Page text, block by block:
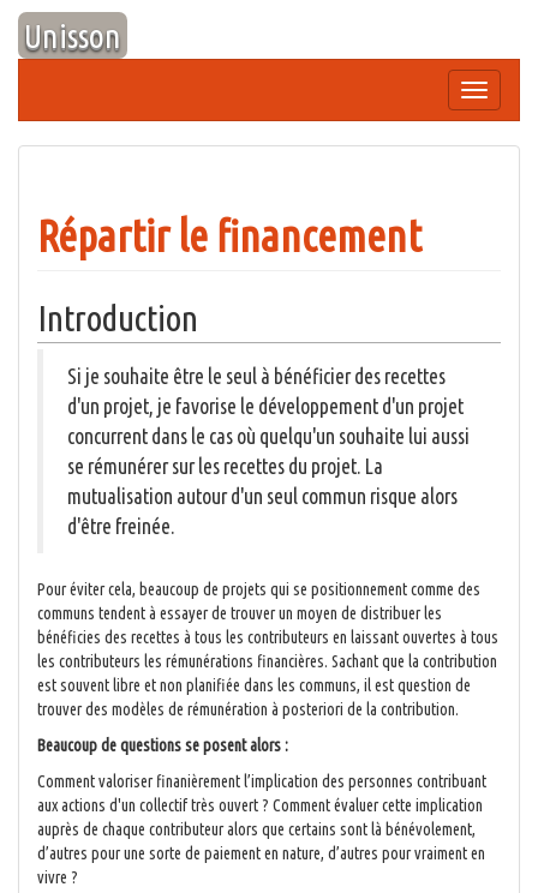
Aller
contenu
Unisson
Afficher/
la
Répartir le financement
Introduction
Si je souhaite être le seul à bénéficier des recettes
d'un projet, je favorise le développement d'un projet
concurrent dans le cas où quelqu'un souhaite lui aussi
se rémunérer sur les recettes du projet. La
mutualisation autour d'un seul commun risque alors
d'être freinée.
Pour éviter cela, beaucoup de projets qui se positionnement comme des
communs tendent à essayer de trouver un moyen de distribuer les
bénéficies des recettes à tous les contributeurs en laissant ouvertes à tous
les contributeurs les rémunérations financières. Sachant que la contribution
est souvent libre et non planifiée dans les communs, il est question de
trouver des modèles de rémunération à posteriori de la contribution.
Beaucoup de questions se posent alors :
Comment valoriser finanièrement l’implication des personnes contribuant
aux actions d'un collectif très ouvert ? Comment évaluer cette implication
auprès de chaque contributeur alors que certains sont là bénévolement,
d’autres pour une sorte de paiement en nature, d’autres pour vraiment en
vivre ?